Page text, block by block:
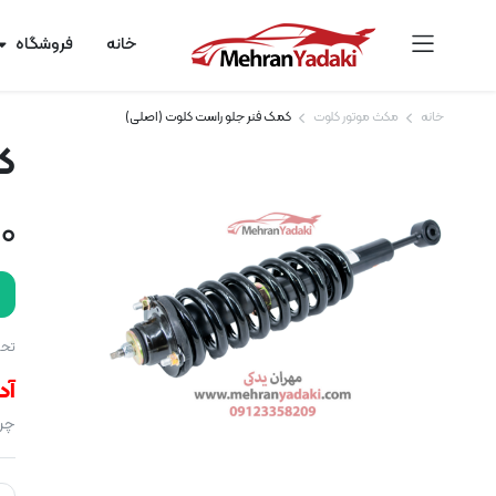
خانه فروشگاه
خانه مکث موتور کلوت کمک فنر جلو راست کلوت (اصلی)